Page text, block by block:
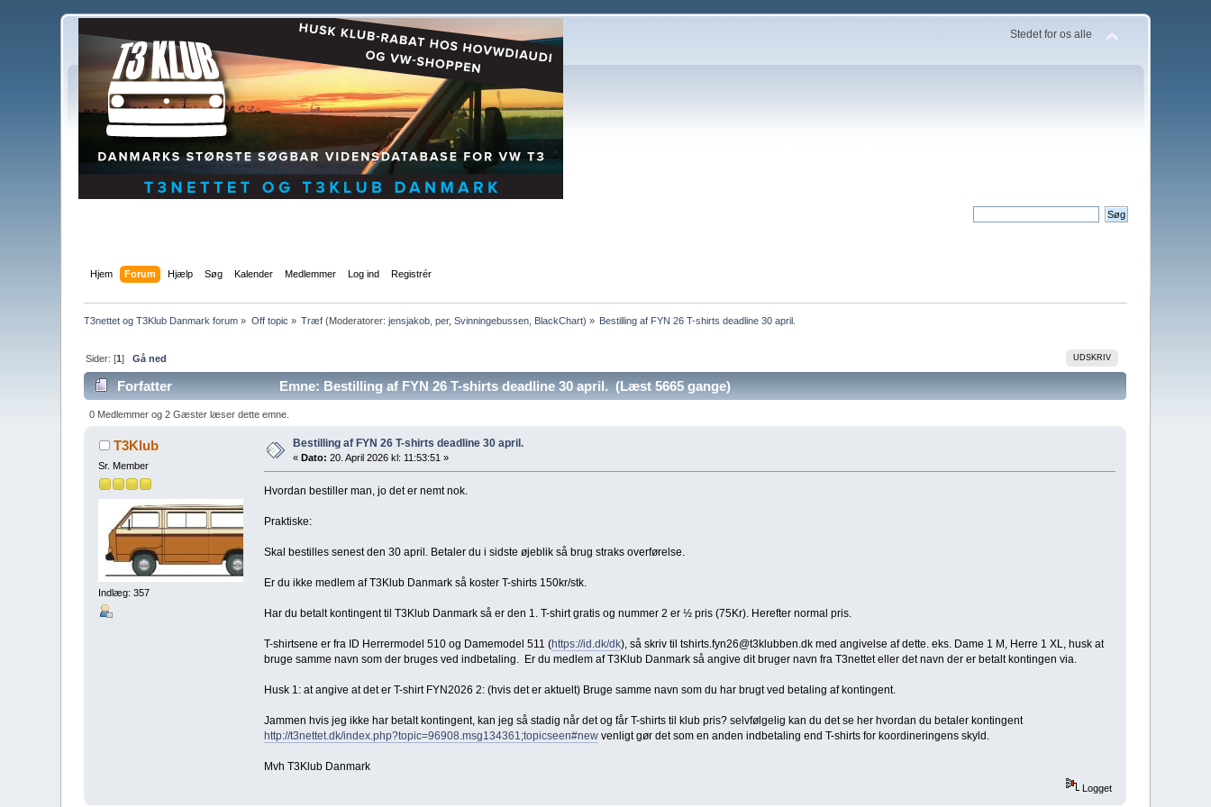
Stedet for os alle
Hjem Forum Hjælp Søg Kalender Medlemmer Log ind Registrér
T3nettet og T3Klub Danmark forum » Off topic » Træf (Moderatorer:jensjakob ,per,Svinningebussen BlackChart) » Bestilling af FYN 26 T-shirts deadline 30 april.
UDSKRIV
Sider: [1]Gå ned
Forfatter Emne: Bestilling af FYN 26 T-shirts deadline 30 april. (Læst 5665 gange)
0 Medlemmer og 2 Gæster læser dette emne.
T3Klub
Sr. Member
Indlæg: 357
Bestilling af FYN 26 T-shirts deadline 30 april.
«Dato: 20. April 2026 kl: 11:53:51 »
Hvordan bestiller man, jo det er nemt nok.
Praktiske:
Skal bestilles senest den 30 april. Betaler du i sidste øjeblik så brug straks overførelse.
Er du ikke medlem af T3Klub Danmark så koster T-shirts 150kr/stk.
Har du betalt kontingent til T3Klub Danmark så er den 1. T-shirt gratis og nummer 2 er ½ pris (75Kr). Herefter normal pris.
T-shirtsene er fra ID Herrermodel 510 og Damemodel 511 (https://id.dk/dk), så skriv til tshirts.fyn26@t3klubben.dk med angivelse af dette. eks. Dame 1 M, Herre 1 XL, husk at
bruge samme navn som der bruges ved indbetaling. Er du medlem af T3Klub Danmark så angive dit bruger navn fra T3nettet eller det navn der er betalt kontingen via.
Husk 1: at angive at det er T-shirt FYN2026 2: (hvis det er aktuelt) Bruge samme navn som du har brugt ved betaling af kontingent.
Jammen hvis jeg ikke har betalt kontingent, kan jeg så stadig når det og får T-shirts til klub pris? selvfølgelig kan du det se her hvordan du betaler kontingent
http://t3nettet.dk/index.php?topic=96908.msg134361;topicseen#newvenligt gør det som en anden indbetaling end T-shirts for koordineringens skyld.
Mvh T3Klub Danmark
Logget